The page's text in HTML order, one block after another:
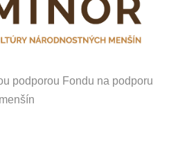
podporou Fondu na podporu